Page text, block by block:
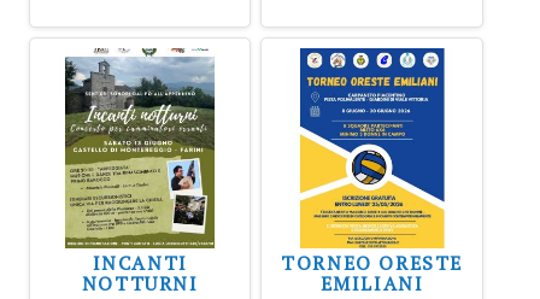
INCANTI
NOTTURNI
TORNEO ORESTE
EMILIANI